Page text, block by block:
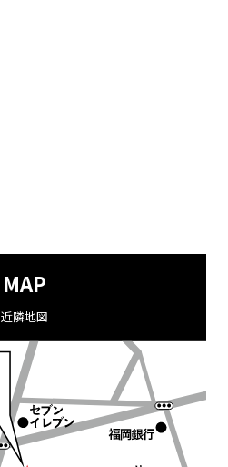
MAP
近隣地図